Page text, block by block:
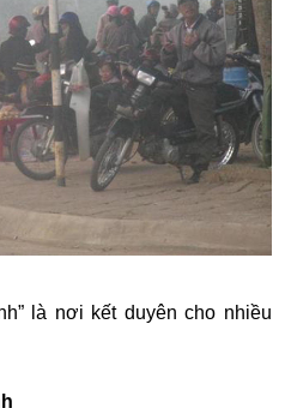
là nơi kết duyên cho nhiều